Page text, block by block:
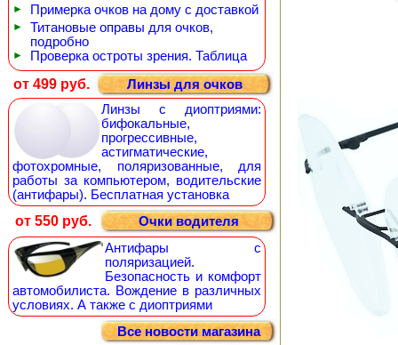
► Примерка очков на дому с доставкой
►
Титановые оправы для очков,
подробно
► Проверка остроты зрения. Таблица
от 499 руб.
Линзы для очков
Линзы с диоптриями:
бифокальные,
прогрессивные,
астигматические,
фотохромные, поляризованные, для
работы за компьютером, водительские
(антифары). Бесплатная установка
от 550 руб.
Очки водителя
Антифары с
поляризацией.
Безопасность и комфорт
автомобилиста. Вождение в различных
условиях. А также с диоптриями
Все новости магазина